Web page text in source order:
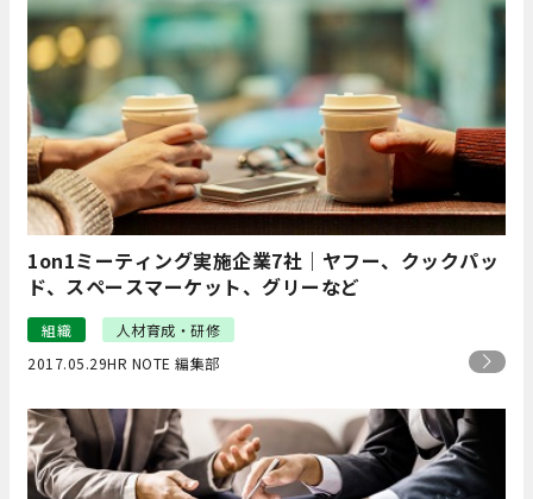
1on1ミーティング実施企業7社｜ヤフー、クックパッ
ド、スペースマーケット、グリーなど
組織
人材育成・研修
2017.05.29HR NOTE 編集部